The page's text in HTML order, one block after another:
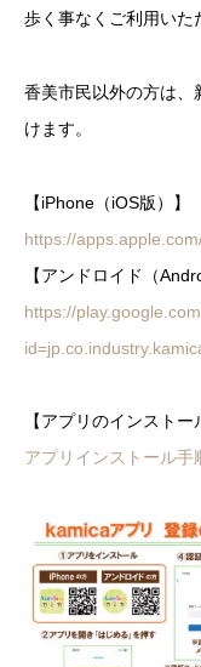
歩く事なくご利用いた
香美市民以外の方は、
けます。
【iPhone（iOS版）】
https://
【アンドロイド（
https://
【アプリのインストー
アプリインストール手